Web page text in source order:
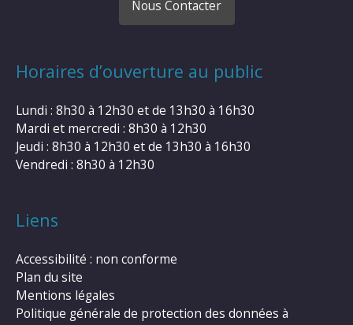
Nous Contacter
Horaires d’ouverture au public
Lundi : 8h30 à 12h30 et de 13h30 à 16h30
Mardi et mercredi : 8h30 à 12h30
Jeudi : 8h30 à 12h30 et de 13h30 à 16h30
Vendredi : 8h30 à 12h30
Liens
Accessibilité : non conforme
Plan du site
Mentions légales
Politique générale de protection des données à